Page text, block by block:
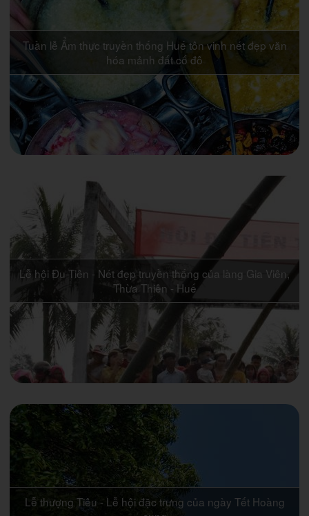
Tuần lễ Ẩm thực truyền thống Huế tôn vinh nét đẹp văn
hóa mảnh đất cố đô
Lễ hội Đu Tiên - Nét đẹp truyền thống của làng Gia Viên,
Thừa Thiên - Huế
Lễ thượng Tiêu - Lễ hội đặc trưng của ngày Tết Hoàng